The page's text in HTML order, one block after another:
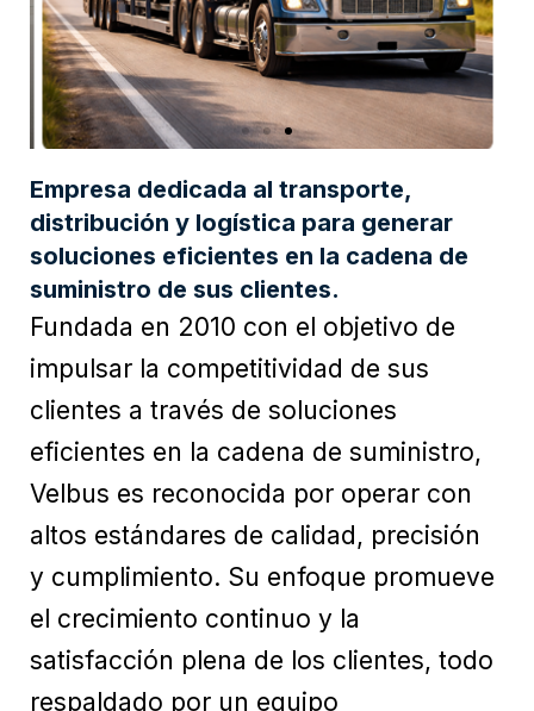
MADRINAS
Empresa dedicada al transporte,
distribución y logística para generar
soluciones eficientes en la cadena de
suministro de sus clientes.
Fundada en 2010 con el objetivo de
impulsar la competitividad de sus
clientes a través de soluciones
eficientes en la cadena de suministro,
Velbus es reconocida por operar con
altos estándares de calidad, precisión
y cumplimiento. Su enfoque promueve
el crecimiento continuo y la
satisfacción plena de los clientes, todo
respaldado por un equipo